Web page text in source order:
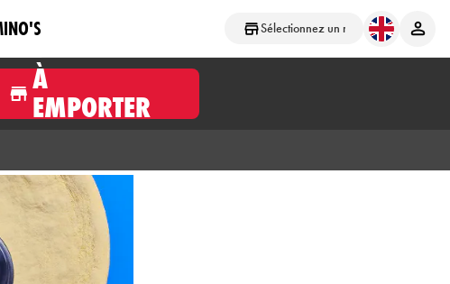
Sélectionnez un magasin
À
EMPORTER